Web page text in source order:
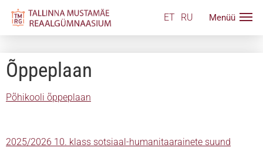
ET RU
Õppeplaan
Põhikooli õppeplaan
2025/2026 10. klass sotsiaal-humanitaarainete suund